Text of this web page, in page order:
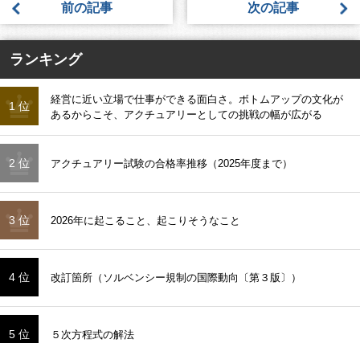
前の記事 次の記事
ランキング
1 位
経営に近い立場で仕事ができる面白さ。ボトムアップの文化が
あるからこそ、アクチュアリーとしての挑戦の幅が広がる
2 位 アクチュアリー試験の合格率推移（2025年度まで）
3 位 2026年に起こること、起こりそうなこと
4 位 改訂箇所（ソルベンシー規制の国際動向〔第３版〕）
5 位 ５次方程式の解法